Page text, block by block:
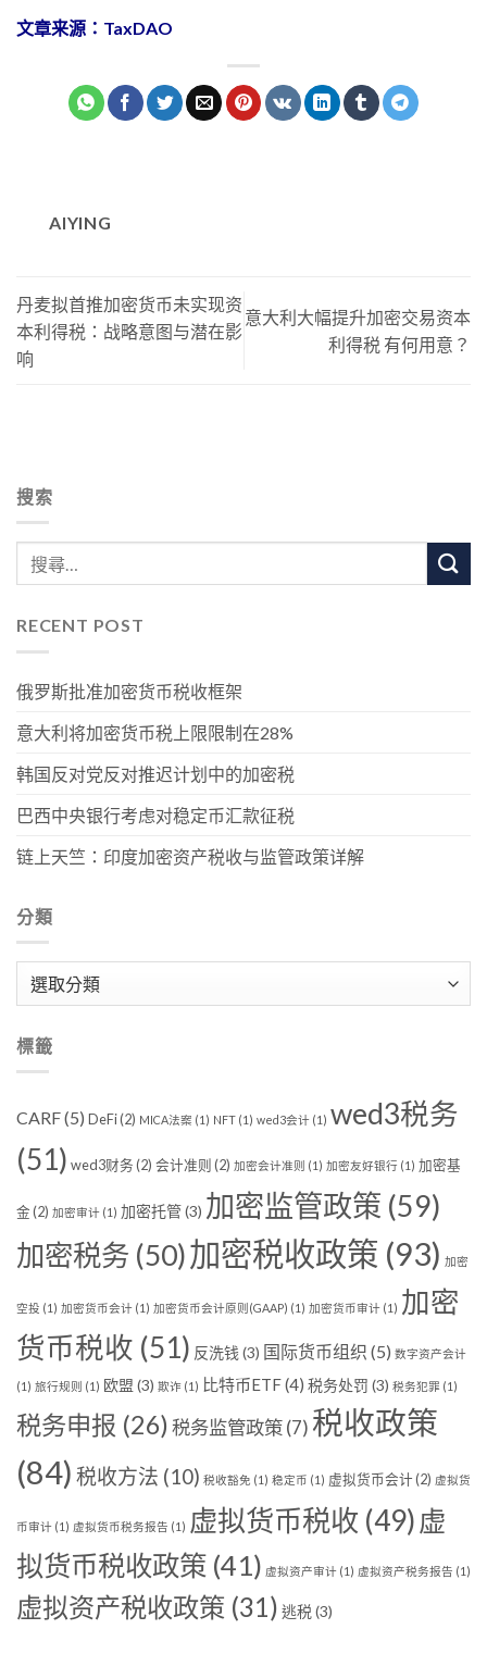
文章来源：TaxDAO
AIYING
丹麦拟首推加密货币未实现资
本利得税：战略意图与潜在影
响
意大利大幅提升加密交易资本
利得税 有何用意？
搜索
RECENT POST
俄罗斯批准加密货币税收框架
意大利将加密货币税上限限制在28%
韩国反对党反对推迟计划中的加密税
巴西中央银行考虑对稳定币汇款征税
链上天竺：印度加密资产税收与监管政策详解
分類
標籤
CARF(5) DeFi(2) MICA法案 (1) NFT (1) wed3会计 (1) wed3税务
(51) wed3财务(2) 会计准则 (2) 加密会计准则 (1) 加密友好银行 (1) 加密基
金(2) 加密审计 (1) 加密托管(3) 加密监管政策 (59)
加密税务 (50)加密税收政策 (93) 加密
空投 (1) 加密货币会计 (1) 加密货币会计原则(GAAP) (1) 加密货币审计 (1) 加密
货币税收 (51) 反洗钱 (3) 国际货币组织 (5) 数字资产会计
(1) 旅行规则 (1) 欧盟 (3) 欺诈 (1) 比特币ETF(4) 税务处罚 (3) 税务犯罪 (1)
税务申报 (26) 税务监管政策(7) 税收政策
(84) 税收方法 (10) 税收豁免 (1) 稳定币 (1) 虚拟货币会计(2) 虚拟货
币审计 (1) 虚拟货币税务报告 (1) 虚拟货币税收 (49) 虚
拟货币税收政策 (41) 虚拟资产审计 (1) 虚拟资产税务报告 (1)
虚拟资产税收政策 (31) 逃税 (3)